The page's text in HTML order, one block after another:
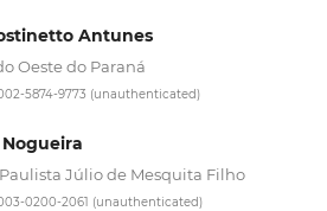
Antunes
Oeste do Paraná
5874-9773 (unauthenticated)
Júlio de Mesquita Filho
0200-2061 (unauthenticated)